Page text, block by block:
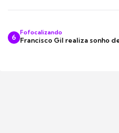
6
Fofocalizando
Francisco Gil realiza sonho